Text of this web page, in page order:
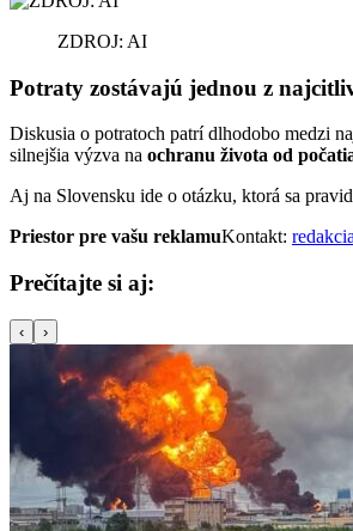
ZDROJ: AI
Potraty zostávajú jednou z
Diskusia o potratoch patrí dlhodobo medzi
silnejšia výzva na ochranu života od
Aj na Slovensku ide o otázku, ktorá sa
Priestor pre vašu reklamuKontakt:
Prečítajte si aj:
‹ ›